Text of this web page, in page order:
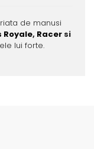
de manusi
Royale, Racersi
lui forte.